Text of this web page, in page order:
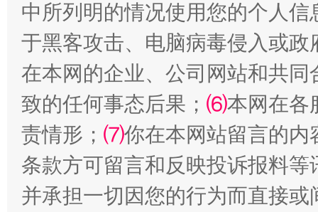
全民健身五年计划来了！等你上场
中所列明的情况使用您的个人
于黑客攻击、电脑病毒侵入或
在本网的企业、公司网站和共
致的任何事态后果； ⑹本网在各
责情形； ⑺你在本网站留言的内
条款方可留言和反映投诉报料
并承担一切因您的行为而直接